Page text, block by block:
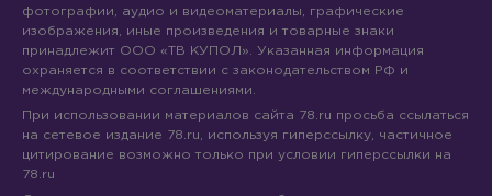
фотографии, аудио и видеоматериалы, графические
изображения, иные произведения и товарные знаки
принадлежит ООО «ТВ КУПОЛ». Указанная информация
охраняется в соответствии с законодательством РФ и
международными соглашениями.
При использовании материалов сайта 78.ru просьба ссылаться
на сетевое издание 78.ru, используя гиперссылку, частичное
цитирование возможно только при условии гиперссылки на
78.ru